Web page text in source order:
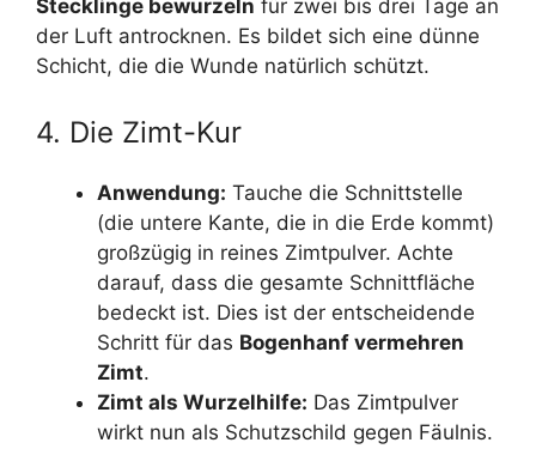
Stecklinge bewurzeln für zwei bis drei Tage an
der Luft antrocknen. Es bildet sich eine dünne
Schicht, die die Wunde natürlich schützt.
4. Die Zimt-Kur
Anwendung: Tauche die Schnittstelle
(die untere Kante, die in die Erde kommt)
großzügig in reines Zimtpulver. Achte
darauf, dass die gesamte Schnittfläche
bedeckt ist. Dies ist der entscheidende
Schritt für das Bogenhanf vermehren
Zimt.
Zimt als Wurzelhilfe: Das Zimtpulver
wirkt nun als Schutzschild gegen Fäulnis.